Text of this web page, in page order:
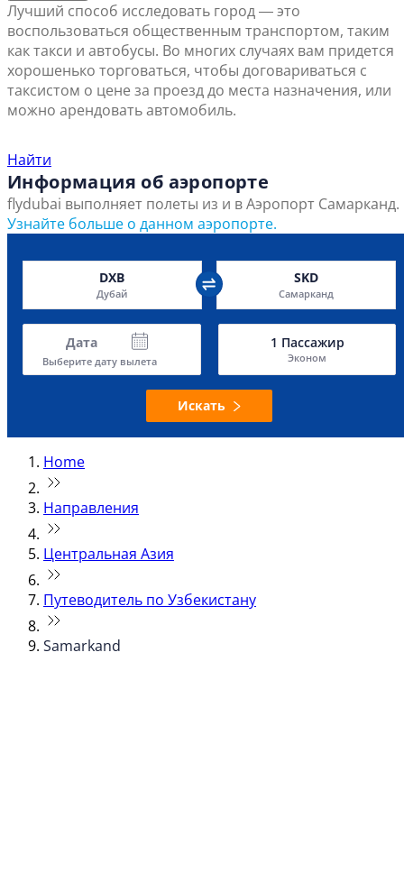
Лучший способ исследовать город ― это
воспользоваться общественным транспортом, таким
как такси и автобусы. Во многих случаях вам придется
хорошенько торговаться, чтобы договариваться с
таксистом о цене за проезд до места назначения, или
можно арендовать автомобиль.
Найти
Информация об аэропорте
flydubai выполняет полеты из и в Аэропорт Самарканд.
Узнайте больше о данном аэропорте.
DXB
Дубай
SKD
Самарканд
Дата
Выберите дату вылета
1 Пассажир
Эконом
Искать
Home
Направления
Центральная Азия
Путеводитель по Узбекистану
Samarkand